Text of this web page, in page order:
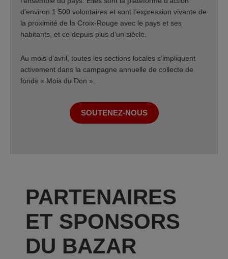
d’environ 1 500 volontaires et sont l’expression vivante de
la proximité de la Croix-Rouge avec le pays et ses
habitants, et ce depuis plus d’un siècle.
Au mois d’avril, toutes les sections locales s’impliquent
activement dans la campagne annuelle de collecte de
fonds « Mois du Don ».
SOUTENEZ-NOUS
PARTENAIRES
ET SPONSORS
DU BAZAR